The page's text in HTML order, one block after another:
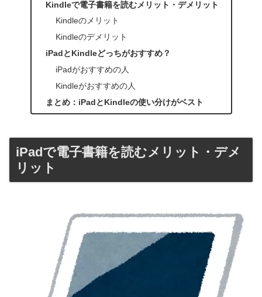
Kindleで電子書籍を読むメリット・デメリット
Kindleのメリット
Kindleのデメリット
iPadとKindleどっちがおすすめ？
iPadがおすすめの人
Kindleがおすすめの人
まとめ：iPadとKindleの使い分けがベスト
iPadで電子書籍を読むメリット・デメ
リット